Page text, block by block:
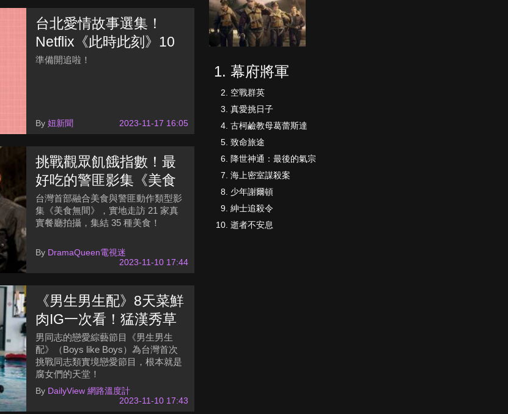
台北愛情故事選集！
Netflix《此時此刻》10
大單元演員故事詳解
準備開追啦！
By妞新聞 2023-11-17 16:05
挑戰觀眾飢餓指數！最
好吃的警匪影集《美食
無間》8大看點
台灣首部融合美食與警匪動作類型影
集《美食無間》，實地走訪 21 家真
實餐廳拍攝，集結 35 種美食！
By DramaQueen電視迷
2023-11-10 17:44
《男生男生配》8天菜鮮
肉IG一次看！猛漢秀草
一字排開「左右為男」
超養眼
男同志的戀愛綜藝節目《男生男生
配》（Boys like Boys）為台灣首次
挑戰同志類實境戀愛節目，根本就是
腐女們的天堂！
By DailyView 網路溫度計
2023-11-10 17:43
幕府將軍
空戰群英
真愛挑日子
古柯鹼教母葛蕾斯達
致命旅途
降世神通：最後的氣宗
海上密室謀殺案
少年謝爾頓
紳士追殺令
逝者不安息